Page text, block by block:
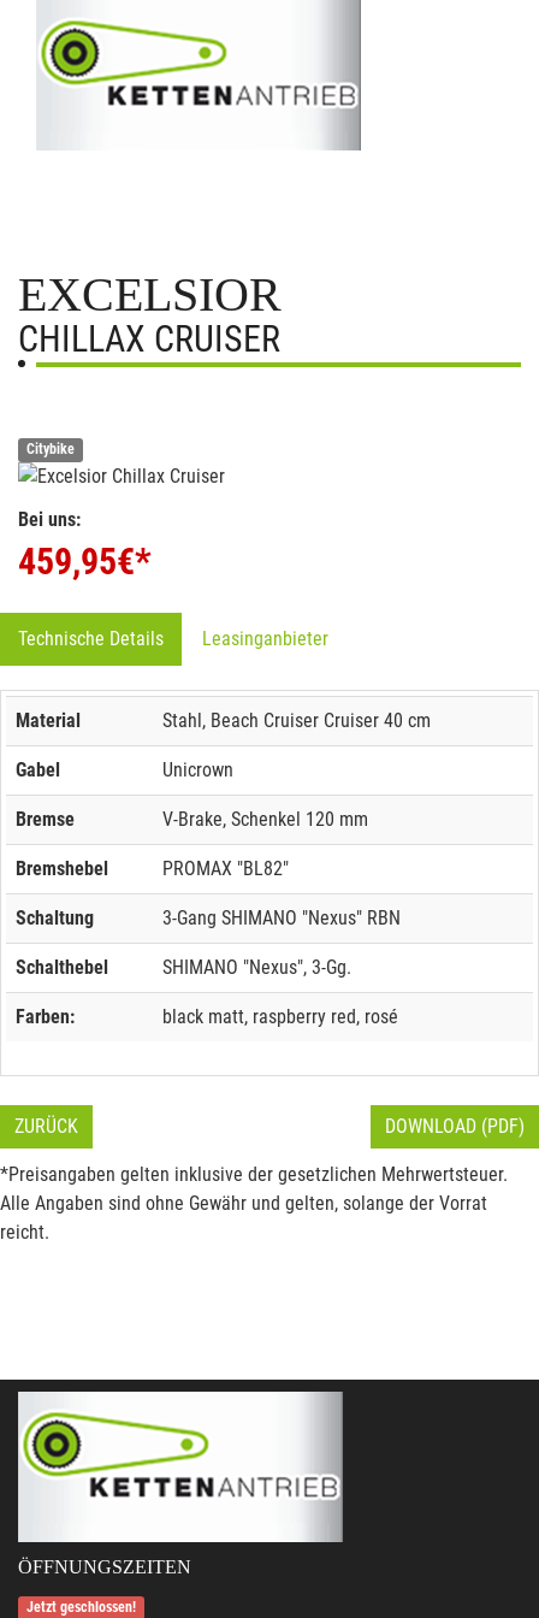
EXCELSIOR
CHILLAX CRUISER
Citybike
Bei uns:
459,95€*
Technische Details Leasinganbieter
Material Stahl, Beach Cruiser Cruiser 40 cm
Gabel Unicrown
Bremse V-Brake, Schenkel 120 mm
Bremshebel PROMAX "BL82"
Schaltung 3-Gang SHIMANO "Nexus" RBN
Schalthebel SHIMANO "Nexus", 3-Gg.
Farben: black matt, raspberry red, rosé
ZURÜCK DOWNLOAD (PDF)
*Preisangaben gelten inklusive der gesetzlichen Mehrwertsteuer.
Alle Angaben sind ohne Gewähr und gelten, solange der Vorrat
reicht.
ÖFFNUNGSZEITEN
Jetzt geschlossen!